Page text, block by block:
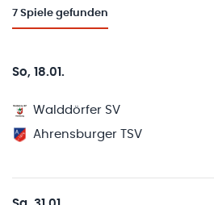
7 Spiele gefunden
So, 18.01.
Walddörfer SV
Ahrensburger TSV